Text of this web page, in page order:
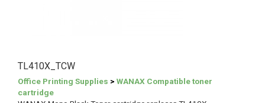
TL410X_TCW
Office Printing Supplies > WANAX Compatible toner
cartridge